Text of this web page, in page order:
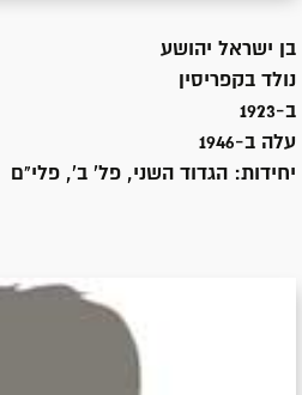
בן
ישראל יהושע
נולד בקפריסין
ב-1923
עלה ב-1946
יחידות:
הגדוד השני, פל' ב', פלי"ם